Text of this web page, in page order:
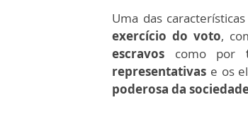
Uma das
exercício do voto,
escravos como por
representativas e os
poderosa da